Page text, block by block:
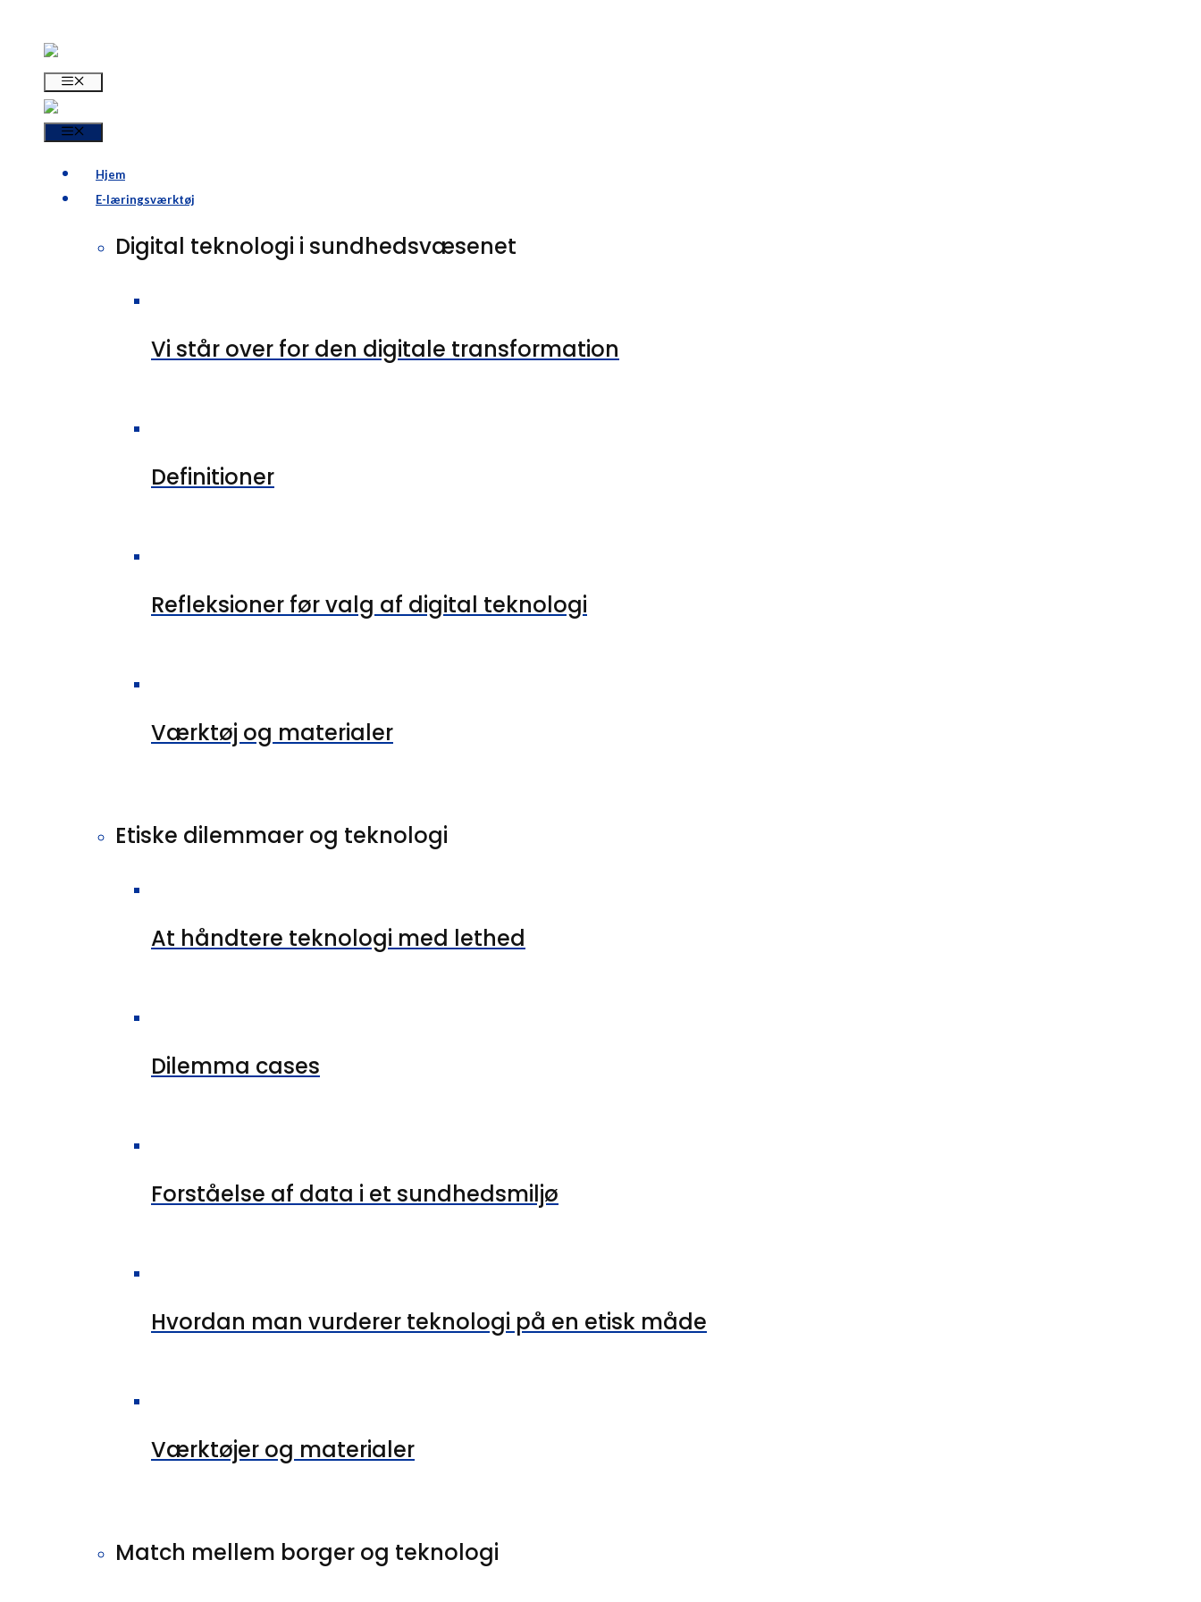
Hjem
E-læringsværktøj
Digital teknologi i sundhedsvæsenet
Vi står over for den digitale transformation
Definitioner
Refleksioner før valg af digital teknologi
Værktøj og materialer
Etiske dilemmaer og teknologi
At håndtere teknologi med lethed
Dilemma cases
Forståelse af data i et sundhedsmiljø
Hvordan man vurderer teknologi på en etisk måde
Værktøjer og materialer
Match mellem borger og teknologi